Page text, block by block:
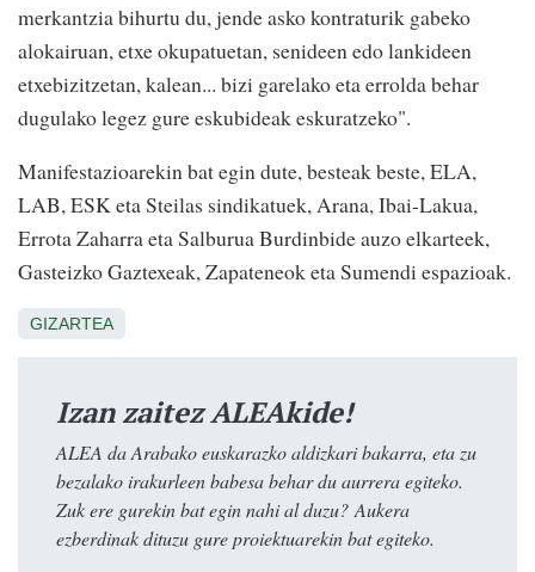
merkantzia bihurtu du, jende asko kontraturik gabeko
alokairuan, etxe okupatuetan, senideen edo lankideen
etxebizitzetan, kalean... bizi garelako eta errolda behar
dugulako legez gure eskubideak eskuratzeko".
Manifestazioarekin bat egin dute, besteak beste, ELA,
LAB, ESK eta Steilas sindikatuek, Arana, Ibai-Lakua,
Errota Zaharra eta Salburua Burdinbide auzo elkarteek,
Gasteizko Gaztexeak, Zapateneok eta Sumendi espazioak.
GIZARTEA
Izan zaitez ALEAkide!
ALEA da Arabako euskarazko aldizkari bakarra, eta zu
bezalako irakurleen babesa behar du aurrera egiteko.
Zuk ere gurekin bat egin nahi al duzu? Aukera
ezberdinak dituzu gure proiektuarekin bat egiteko.